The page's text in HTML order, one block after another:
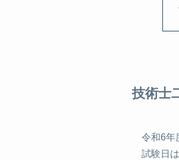
技術士
令和6年
試験日